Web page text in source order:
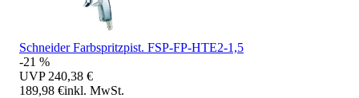
Schneider Farbspritzpist. FSP-FP-HTE2-1,5
-21 %
UVP 240,38 €
189,98 €inkl. MwSt.